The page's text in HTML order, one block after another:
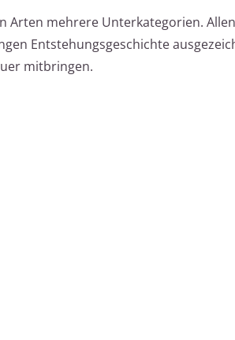
Arten mehrere Unterkategorien.
Entstehungsgeschichte
mitbringen.